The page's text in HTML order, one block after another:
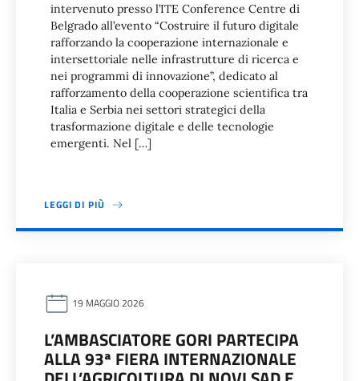
intervenuto presso l’ITE Conference Centre di
Belgrado all’evento “Costruire il futuro digitale
rafforzando la cooperazione internazionale e
intersettoriale nelle infrastrutture di ricerca e
nei programmi di innovazione”, dedicato al
rafforzamento della cooperazione scientifica tra
Italia e Serbia nei settori strategici della
trasformazione digitale e delle tecnologie
emergenti. Nel […]
LEGGI DI PIÙ
19 MAGGIO 2026
L’AMBASCIATORE GORI PARTECIPA
ALLA 93ª FIERA INTERNAZIONALE